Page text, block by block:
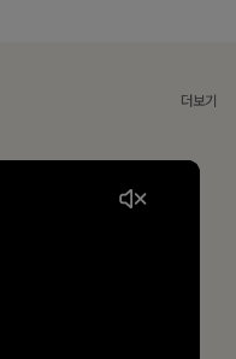
더보기